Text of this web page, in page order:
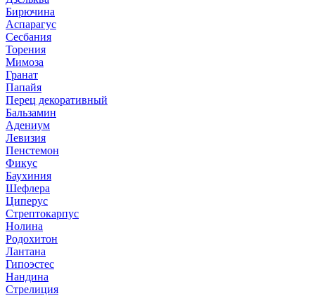
Бирючина
Аспарагус
Сесбания
Торения
Мимоза
Гранат
Папайя
Перец декоративный
Бальзамин
Адениум
Левизия
Пенстемон
Фикус
Баухиния
Шефлера
Циперус
Стрептокарпус
Нолина
Родохитон
Лантана
Гипоэстес
Нандина
Стрелиция